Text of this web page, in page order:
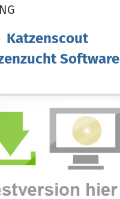
Katzenscout
Software